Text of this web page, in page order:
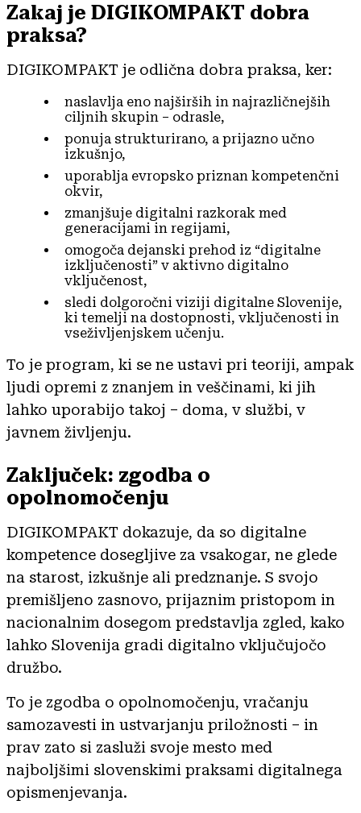
Zakaj je DIGIKOMPAKT dobra
praksa?
DIGIKOMPAKT je odlična dobra praksa, ker:
naslavlja eno najširših in najrazličnejših
ciljnih skupin – odrasle,
ponuja strukturirano, a prijazno učno
izkušnjo,
uporablja evropsko priznan kompetenčni
okvir,
zmanjšuje digitalni razkorak med
generacijami in regijami,
omogoča dejanski prehod iz “digitalne
izključenosti” v aktivno digitalno
vključenost,
sledi dolgoročni viziji digitalne Slovenije,
ki temelji na dostopnosti, vključenosti in
vseživljenjskem učenju.
To je program, ki se ne ustavi pri teoriji, ampak
ljudi opremi z znanjem in veščinami, ki jih
lahko uporabijo takoj – doma, v službi, v
javnem življenju.
Zaključek: zgodba o
opolnomočenju
DIGIKOMPAKT dokazuje, da so digitalne
kompetence dosegljive za vsakogar, ne glede
na starost, izkušnje ali predznanje. S svojo
premišljeno zasnovo, prijaznim pristopom in
nacionalnim dosegom predstavlja zgled, kako
lahko Slovenija gradi digitalno vključujočo
družbo.
To je zgodba o opolnomočenju, vračanju
samozavesti in ustvarjanju priložnosti – in
prav zato si zasluži svoje mesto med
najboljšimi slovenskimi praksami digitalnega
opismenjevanja.